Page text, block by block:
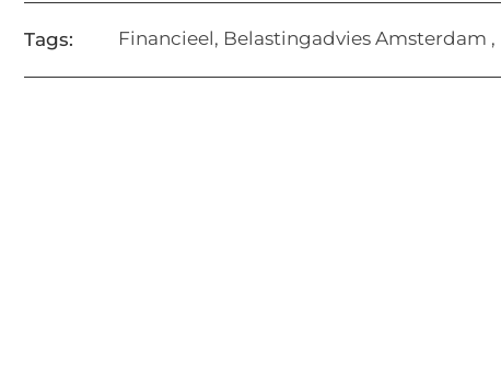
Tags: Financieel, Belastingadvies Amsterdam ,